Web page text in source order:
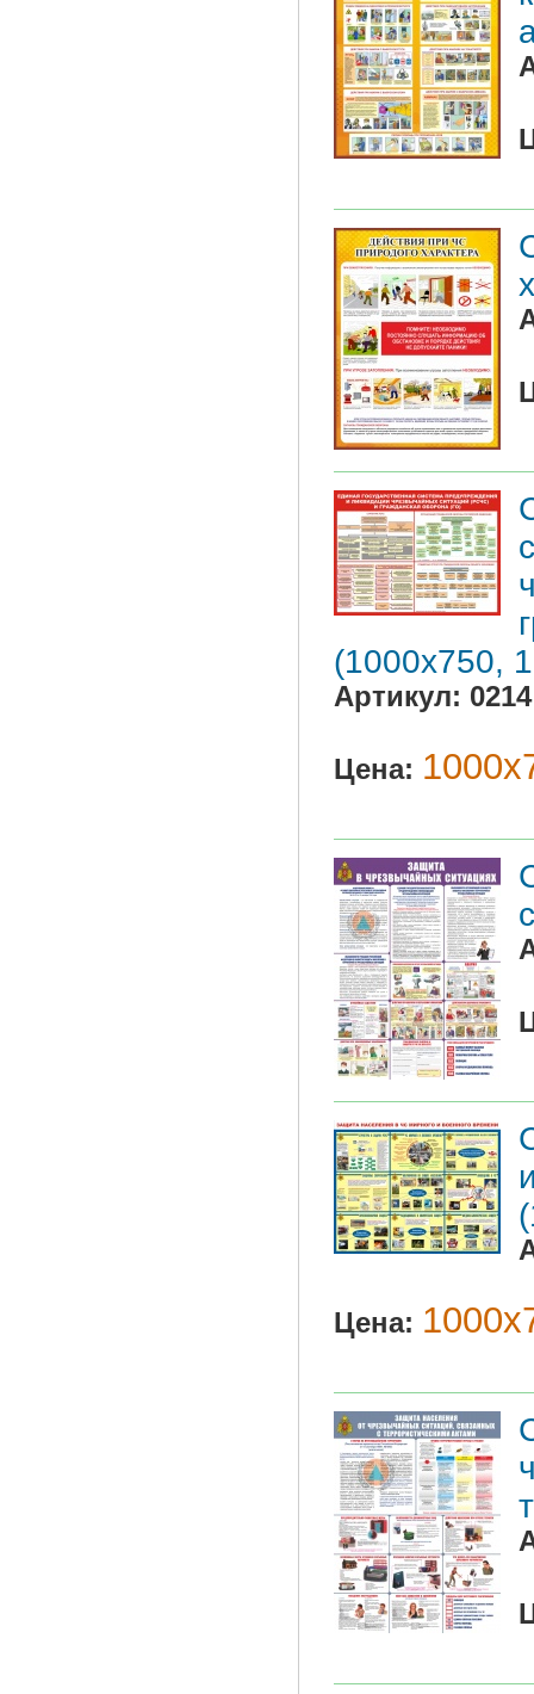
(1000х750,
Артикул: 0214
Цена:
Цена: